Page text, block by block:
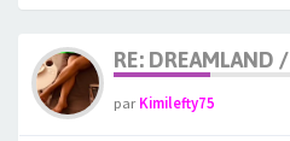
RE: DREAMLAND
parKimilefty75